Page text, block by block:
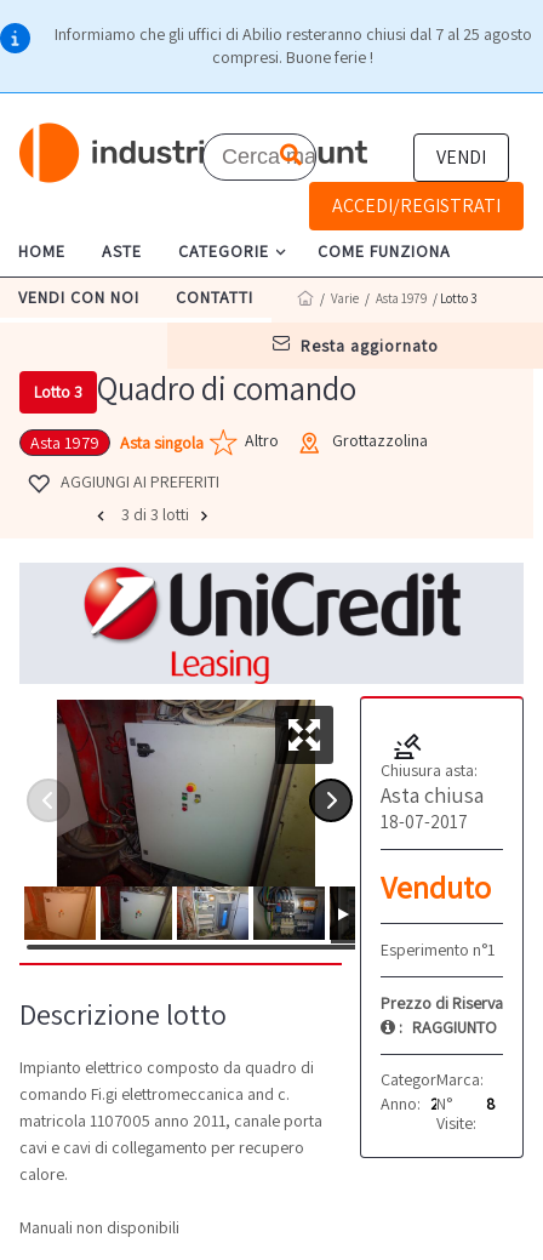
Informiamo che gli uffici di Abilio resteranno chiusi dal 7 al 25 agosto
compresi. Buone ferie !
VENDI
ACCEDI/REGISTRATI
HOME ASTE CATEGORIE COME FUNZIONA
VENDI CON NOI CONTATTI
resta aggiornato
/ Varie / Asta 1979 / Lotto 3
Lotto 3 Quadro di comando
Asta 1979 Asta singola Altro
Grottazzolina
AGGIUNGI AI PREFERITI
3 di 3 lotti
Chiusura asta:
Asta chiusa
18-07-2017
Venduto
Esperimento n°1
Prezzo di Riserva
: RAGGIUNTO
Categoria: Altro
Marca:
Anno: 2011
N°
Visite:
8
Descrizione lotto
Impianto elettrico composto da quadro di
comando Fi.gi elettromeccanica and c.
matricola 1107005 anno 2011, canale porta
cavi e cavi di collegamento per recupero
calore.
Manuali non disponibili